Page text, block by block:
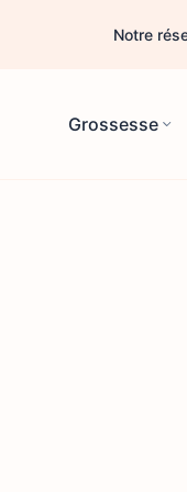
Notre
Grossesse